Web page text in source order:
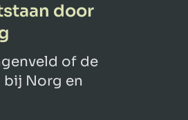
door
of de
Norg en